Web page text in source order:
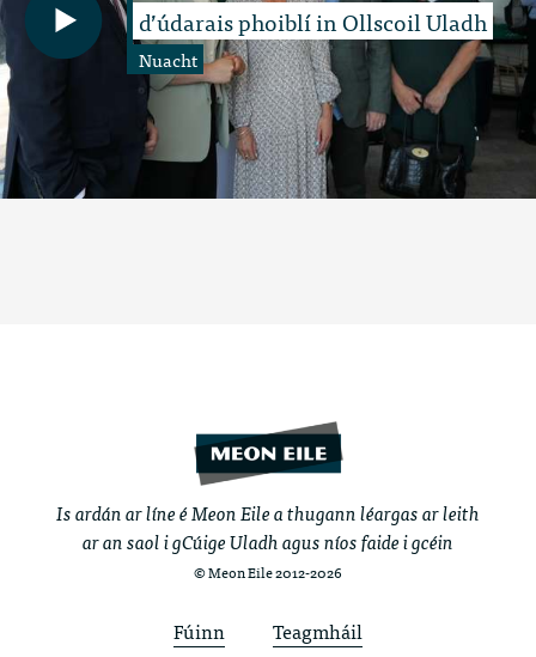
d’údarais phoiblí in Ollscoil Uladh
Nuacht
Is ardán ar líne é Meon Eile a thugann léargas ar leith
ar an saol i gCúige Uladh agus níos faide i gcéin
© Meon Eile 2012-2026
Fúinn Teagmháil